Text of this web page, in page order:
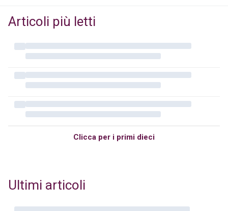
Articoli più letti
Clicca per i primi dieci
Ultimi articoli